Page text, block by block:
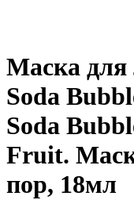
Маска для
Soda
Soda
Fruit.
пор, 18мл